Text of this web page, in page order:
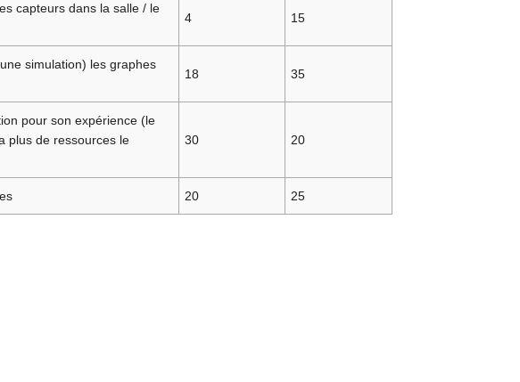
capteurs dans la salle / le
4 15
simulation) les graphes
18 35
pour son expérience (le
plus de ressources le
30 20
20 25